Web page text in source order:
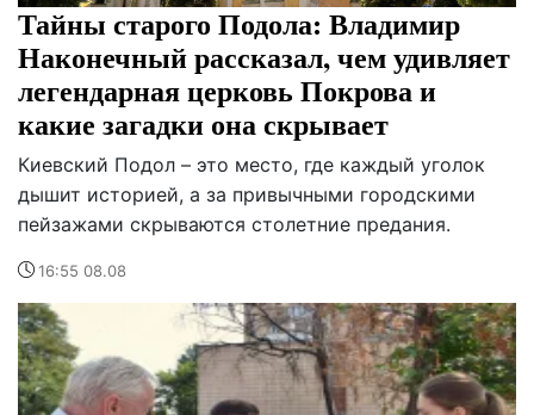
Тайны старого Подола: Владимир
Наконечный рассказал, чем удивляет
легендарная церковь Покрова и
какие загадки она скрывает
Киевский Подол – это место, где каждый уголок
дышит историей, а за привычными городскими
пейзажами скрываются столетние предания.
16:55 08.08